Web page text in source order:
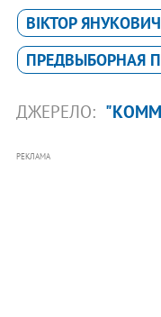
ВІКТОР ЯНУКОВИЧ
ПРЕДВЫБОРНАЯ
ДЖЕРЕЛО:
РЕКЛАМА